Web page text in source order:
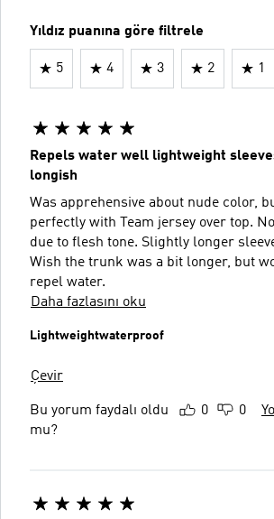
Yıldız puanına göre filtrele
5 4 3 2 1
Repels water well lightweight
longish
Was apprehensive about nude color,
perfectly with Team jersey over top.
due to flesh tone. Slightly longer
Wish the trunk was a bit longer, but
repel water.
Daha fazlasını oku
Lightweightwaterproof
Çevir
Bu yorum faydalı oldu
mu?
0 0